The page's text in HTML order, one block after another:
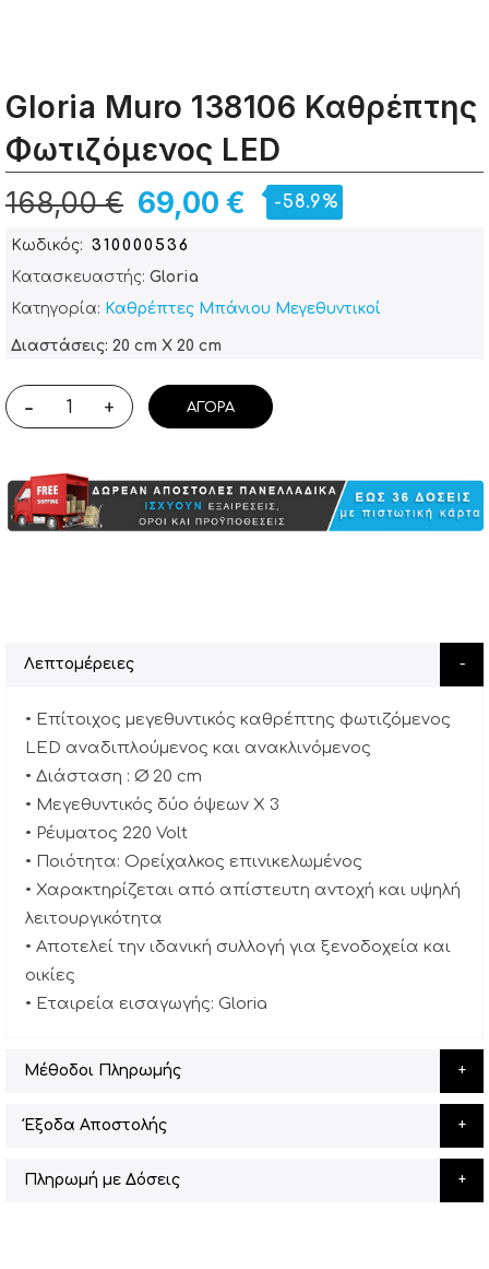
Gloria Muro 138106 Καθρέπτης
Φωτιζόμενος LED
69,00 €
168,00 € -58.9%
Κωδικός
310000536
Κατασκευαστής: Gloria
Κατηγορία: Καθρέπτες Μπάνιου Μεγεθυντικοί
Διαστάσεις: 20 cm X 20 cm
- + ΑΓΟΡΆ
Λεπτομέρειες
• Επίτοιχος μεγεθυντικός καθρέπτης φωτιζόμενος
LED αναδιπλούμενος και ανακλινόμενος
• Διάσταση : Ø 20 cm
• Μεγεθυντικός δύο όψεων X 3
• Ρέυματος 220 Volt
• Ποιότητα: Ορείχαλκος επινικελωμένος
• Χαρακτηρίζεται από απίστευτη αντοχή και υψηλή
λειτουργικότητα
• Αποτελεί την ιδανική συλλογή για ξενοδοχεία και
οικίες
• Εταιρεία εισαγωγής: Gloria
Μέθοδοι Πληρωμής
Έξοδα Αποστολής
Πληρωμή με Δόσεις